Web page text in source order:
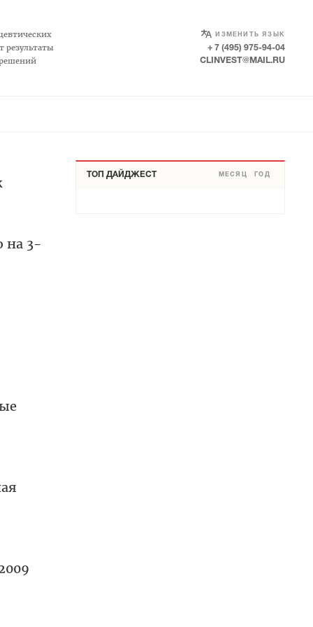
результаты
ИЗМЕНИТЬ ЯЗЫК
SELECT LANGUAGE
+ 7 (495) 975-94-04
CLINVEST@MAIL.RU
на 3-
ТОП ДАЙДЖЕСТ МЕСЯЦ ГОД